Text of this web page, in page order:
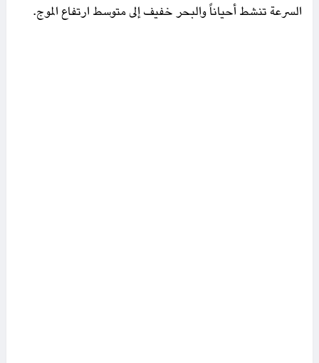
السرعة تنشط أحياناً والبحر خفيف إلى متوسط ارتفاع الموج.